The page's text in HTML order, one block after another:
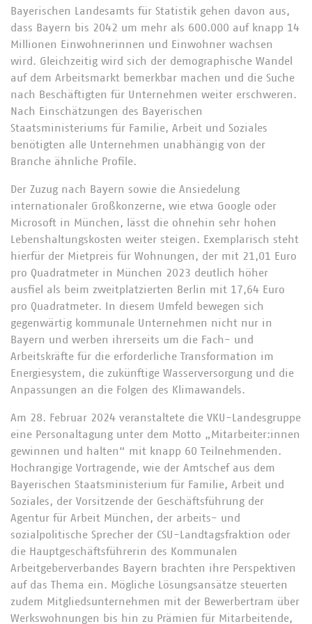
Bayerischen Landesamts für Statistik gehen davon aus,
dass Bayern bis 2042 um mehr als 600.000 auf knapp 14
Millionen Einwohnerinnen und Einwohner wachsen
wird. Gleichzeitig wird sich der demographische Wandel
auf dem Arbeitsmarkt bemerkbar machen und die Suche
nach Beschäftigten für Unternehmen weiter erschweren.
Nach Einschätzungen des Bayerischen
Staatsministeriums für Familie, Arbeit und Soziales
benötigten alle Unternehmen unabhängig von der
Branche ähnliche Profile.
Der Zuzug nach Bayern sowie die Ansiedelung
internationaler Großkonzerne, wie etwa Google oder
Microsoft in München, lässt die ohnehin sehr hohen
Lebenshaltungskosten weiter steigen. Exemplarisch steht
hierfür der Mietpreis für Wohnungen, der mit 21,01 Euro
pro Quadratmeter in München 2023 deutlich höher
ausfiel als beim zweitplatzierten Berlin mit 17,64 Euro
pro Quadratmeter. In diesem Umfeld bewegen sich
gegenwärtig kommunale Unternehmen nicht nur in
Bayern und werben ihrerseits um die Fach- und
Arbeitskräfte für die erforderliche Transformation im
Energiesystem, die zukünftige Wasserversorgung und die
Anpassungen an die Folgen des Klimawandels.
Am 28. Februar 2024 veranstaltete die VKU-Landesgruppe
eine Personaltagung unter dem Motto „Mitarbeiter:innen
gewinnen und halten“ mit knapp 60 Teilnehmenden.
Hochrangige Vortragende, wie der Amtschef aus dem
Bayerischen Staatsministerium für Familie, Arbeit und
Soziales, der Vorsitzende der Geschäftsführung der
Agentur für Arbeit München, der arbeits- und
sozialpolitische Sprecher der CSU-Landtagsfraktion oder
die Hauptgeschäftsführerin des Kommunalen
Arbeitgeberverbandes Bayern brachten ihre Perspektiven
auf das Thema ein. Mögliche Lösungsansätze steuerten
zudem Mitgliedsunternehmen mit der Bewerbertram über
Werkswohnungen bis hin zu Prämien für Mitarbeitende,